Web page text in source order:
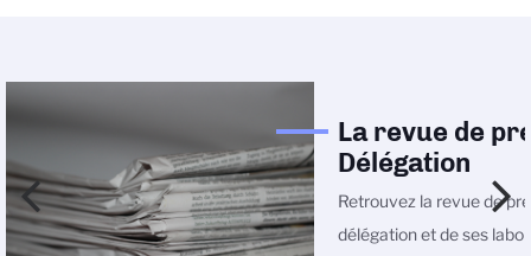
La revue de
Délégation
Retrouvez la revue de
délégation et de ses